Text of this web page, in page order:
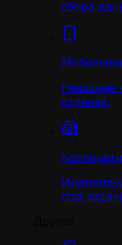
сбора
Реальные
странах.
под